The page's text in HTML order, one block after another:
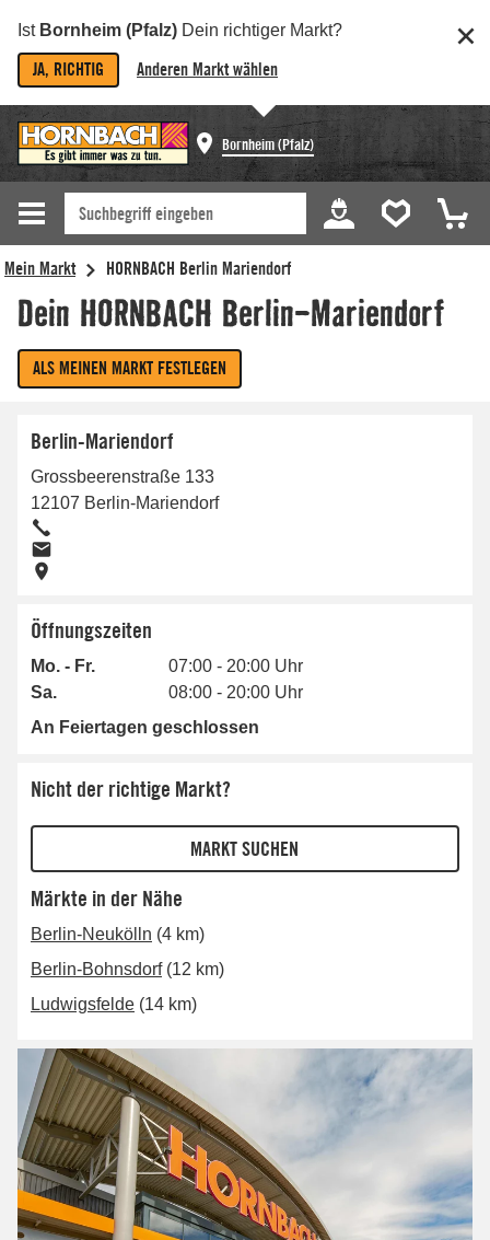
Ist Bornheim (Pfalz) Dein richtiger Markt?
JA, RICHTIG Anderen Markt wählen
Bornheim (Pfalz)
Berlin-Mariendorf
Grossbeerenstraße 133
12107 Berlin-Mariendorf
Öffnungszeiten
Mo. - Fr.
07:00 - 20:00 Uhr
Sa.
08:00 - 20:00 Uhr
An Feiertagen geschlossen
Nicht der richtige Markt?
Märkte in der Nähe
Berlin-Neukölln (4 km)
Berlin-Bohnsdorf(12 km)
Ludwigsfelde (14 km)